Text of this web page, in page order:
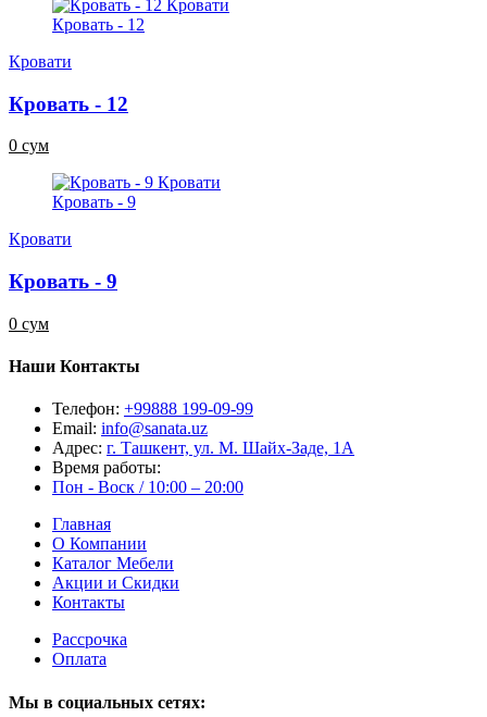
Кровать - 12
Кровати
Кровать - 12
0 сум
Кровать - 9
Кровати
Кровать - 9
0 сум
Наши Контакты
Телефон: +99888 199-09-99
Email: info@sanata.uz
Адрес: г. Ташкент, ул. М. Шайх-Заде, 1А
Время работы:
Пон - Воск / 10:00 – 20:00
Главная
О Компании
Каталог Мебели
Акции и Скидки
Контакты
Рассрочка
Оплата
Мы в социальных сетях: